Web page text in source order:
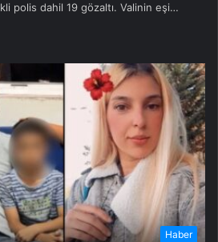
polis dahil 19 gözaltı. Valinin eşi…
Haber